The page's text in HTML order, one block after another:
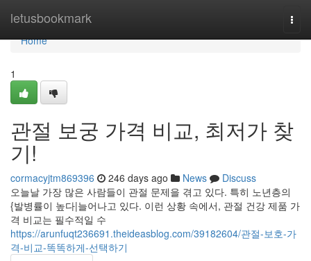
letusbookmark
Home
Home
1
관절 보궁 가격 비교, 최저가 찾
기!
cormacyjtm869396 246 days ago News
Discuss
오늘날 가장 많은 사람들이 관절 문제을 겪고 있다. 특히 노년층의
{발병률이 높다|늘어나고 있다. 이런 상황 속에서, 관절 건강 제품 가
격 비교는 필수적일 수
https://arunfuqt236691.theideasblog.com/39182604/관절-보호-가
격-비교-똑똑하게-선택하기